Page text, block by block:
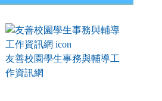
友善校園學生事務與輔導工
作資訊網